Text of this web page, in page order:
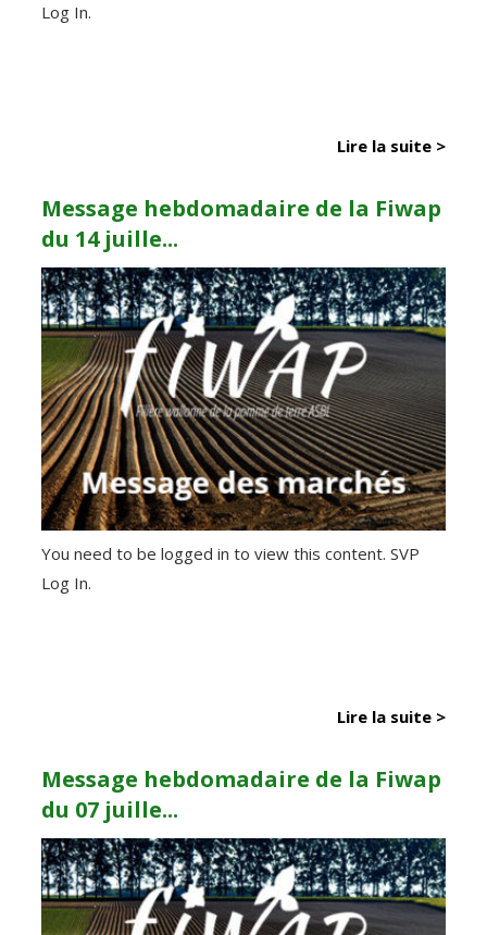
Log In.
Lire la suite >
Message hebdomadaire de la Fiwap
du 14 juille...
You need to be logged in to view this content. SVP
Log In.
Lire la suite >
Message hebdomadaire de la Fiwap
du 07 juille...